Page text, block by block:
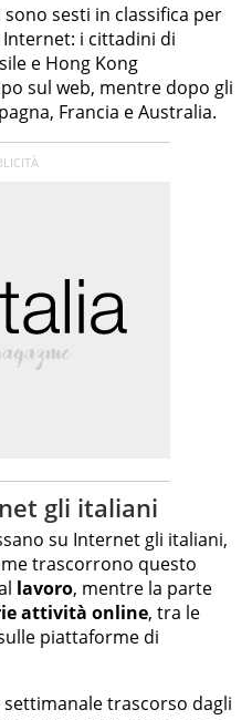
sesti in classifica per
i cittadini di
e Hong Kong
sul web, mentre dopo gli
Francia e Australia.
gli italiani
su Internet gli italiani,
trascorrono questo
lavoro, mentre la parte
attività online, tra le
piattaforme di
trascorso dagli